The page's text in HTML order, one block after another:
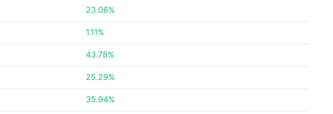
23.06%
1.11%
43.78%
25.29%
35.94%